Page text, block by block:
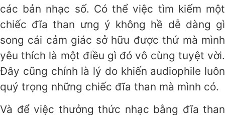
các bản nhạc số. Có thể việc tìm kiếm một
chiếc đĩa than ưng ý không hề dễ dàng gì
song cái cảm giác sở hữu được thứ mà mình
yêu thích là một điều gì đó vô cùng tuyệt vời.
Đây cũng chính là lý do khiến audiophile luôn
quý trọng những chiếc đĩa than mà mình có.
Và để việc thưởng thức nhạc bằng đĩa than